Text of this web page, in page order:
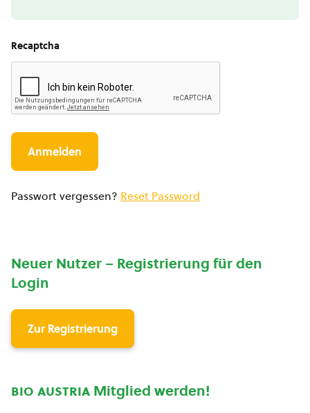
Recaptcha
Passwort vergessen? Reset Password
Neuer Nutzer – Registrierung für den
Login
Zur Registrierung
bio austria Mitglied werden!